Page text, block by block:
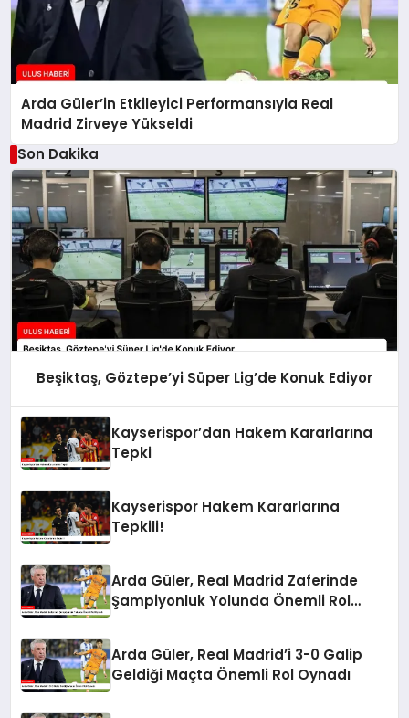
Arda Güler’in Etkileyici Performansıyla Real
Madrid Zirveye Yükseldi
Son Dakika
Beşiktaş, Göztepe’yi Süper Lig’de Konuk Ediyor
Kayserispor’dan Hakem Kararlarına
Tepki
Kayserispor Hakem Kararlarına
Tepkili!
Arda Güler, Real Madrid Zaferinde
Şampiyonluk Yolunda Önemli Rol
Arda Güler, Real Madrid’i 3-0 Galip
Geldiği Maçta Önemli Rol Oynadı